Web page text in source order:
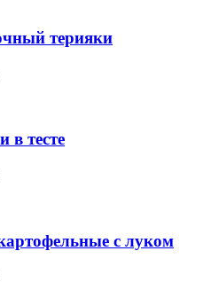
терияки
в тесте
с луком